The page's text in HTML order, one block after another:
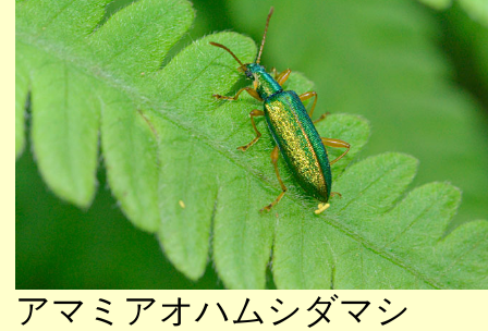
アマミアオハムシダマシ